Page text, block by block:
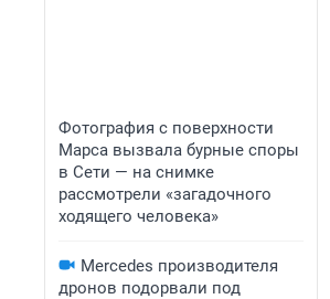
Фотография с поверхности
Марса вызвала бурные споры
в Сети — на снимке
рассмотрели «загадочного
ходящего человека»
Mercedes производителя
дронов подорвали под